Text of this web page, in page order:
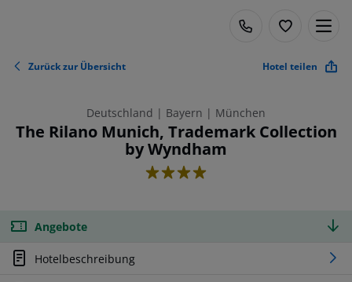
Zurück zur Übersicht Hotel teilen
Deutschland | Bayern | München
The Rilano Munich, Trademark Collection
by Wyndham
4
Angebote
Hotelbeschreibung